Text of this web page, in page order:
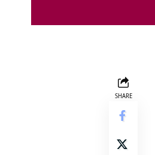
SHARE